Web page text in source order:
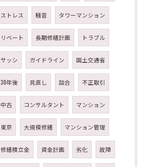
ストレス 騒音 タワーマンション
リベート 長期修繕計画 トラブル
サッシ ガイドライン 国土交通省
30年後 見直し 談合 不正取引
中古 コンサルタント マンション
東京 大規模修繕 マンション管理
修繕積立金 資金計画 劣化 故障